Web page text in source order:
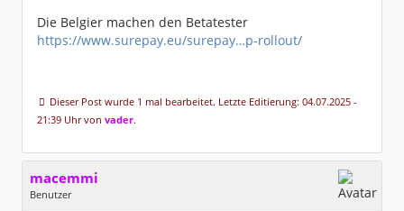
Die Belgier machen den Betatester
https://www.surepay.eu/surepay…p-rollout/
Dieser Post wurde 1 mal bearbeitet. Letzte Editierung: 04.07.2025 -
21:39 Uhr von vader.
macemmi
Benutzer